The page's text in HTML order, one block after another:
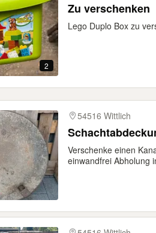
2
Zu verschenken
Lego Duplo Box zu
54516 Wittlich
Verschenke einen
einwandfrei Abholung